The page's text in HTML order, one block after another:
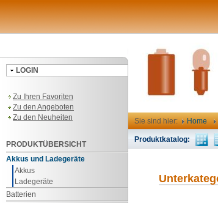
LOGIN
Zu Ihren Favoriten
Zu den Angeboten
Zu den Neuheiten
PRODUKTÜBERSICHT
Akkus und Ladegeräte
Akkus
Ladegeräte
Batterien
Sie sind hier: Home
Produktkatalog: